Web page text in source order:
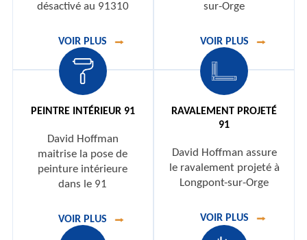
désactivé au 91310
VOIR PLUS
sur-Orge
VOIR PLUS
PEINTRE INTÉRIEUR 91
David Hoffman
maitrise la pose de
peinture intérieure
dans le 91
VOIR PLUS
RAVALEMENT PROJETÉ
91
David Hoffman assure
le ravalement projeté à
Longpont-sur-Orge
VOIR PLUS